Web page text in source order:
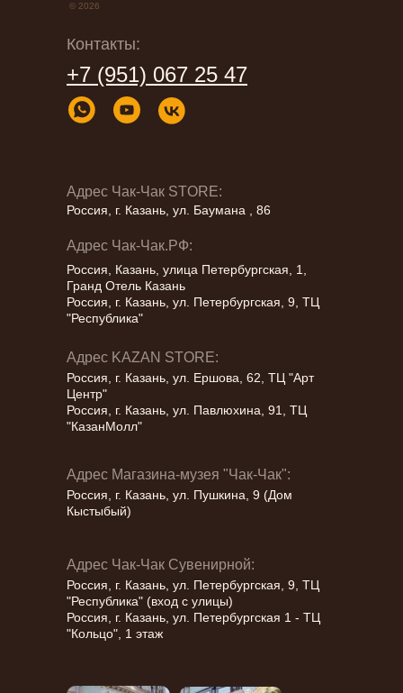
Казань, улица Петербургская, 1, Гранд
Казань, улица Петербургская, 9, ТЦ
Республика
Телефон:+7 (951) 067-25-47
Казань, ул. Ершова, 62, ТЦ «Арт Центр»
Казань, ​ул. Павлюхина, 91, ТЦ
"КазанМолл"
Телефон:+7 (951) 067-25-47
Адрес:
Кыстыбый)
Адрес:
Республика (вход с улицы)
Россия, г. Казань, ул. Баумана , 86
Адрес Чак-Чак STORE:
+7 (951) 067 25 47
Контакты:
© 2026
Россия, Казань, улица Петербургская, 1,
Гранд Отель Казань
Россия, г. Казань, ул. Петербургская, 9, ТЦ
"Республика"
Адрес Чак-Чак.РФ:
Россия, г. Казань, ул. Ершова, 62, ТЦ "Арт
Центр"
Россия, г. Казань, ул. Павлюхина, 91, ТЦ
"КазанМолл"
Адрес KAZAN STORE:
Россия, г. Казань, ул. Пушкина, 9 (Дом
Кыстыбый)
Адрес Магазина-музея "Чак-Чак":
Россия, г. Казань, ул. Петербургская, 9, ТЦ
"Республика" (вход с улицы)
Россия, г. Казань, ул. Петербургская 1 - ТЦ
"Кольцо", 1 этаж
Адрес Чак-Чак Сувенирной: